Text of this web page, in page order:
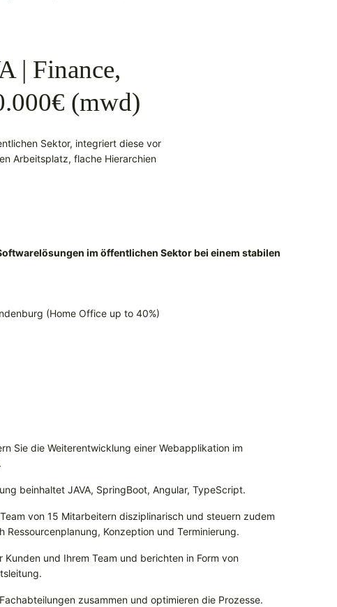
| Finance,
(mwd)
Sektor, integriert diese vor
Arbeitsplatz, flache Hierarchien
im öffentlichen Sektor bei einem stabilen
(Home Office up to 40%)
Sie die Weiterentwicklung einer Webapplikation im
beinhaltet JAVA, SpringBoot, Angular, TypeScript.
von 15 Mitarbeitern disziplinarisch und steuern zudem
Konzeption und Terminierung.
und Ihrem Team und berichten in Form von
zusammen und optimieren die Prozesse.